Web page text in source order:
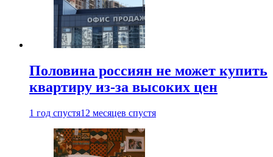
Половина россиян не может купить
квартиру из-за высоких цен
1 год спустя12 месяцев спустя